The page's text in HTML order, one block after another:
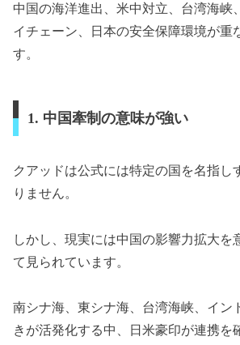
中国の海洋進出、米中対立、台湾海峡
イチェーン、日本の安全保障環境が重
す。
1. 中国牽制の意味が強い
クアッドは公式には特定の国を名指し
りません。
しかし、現実には中国の影響力拡大を
て見られています。
南シナ海、東シナ海、台湾海峡、イン
きが活発化する中、日米豪印が連携を